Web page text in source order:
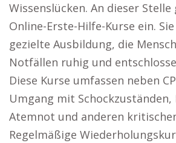
Wissenslücken. An dieser
Online-Erste-Hilfe-Kurse ein.
gezielte Ausbildung, die
Notfällen ruhig und
Diese Kurse umfassen neben
Umgang mit
Atemnot und anderen
Regelmäßige